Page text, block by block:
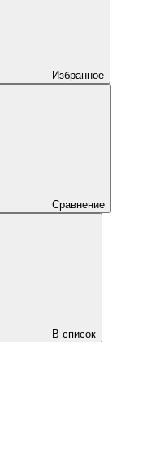
Избранное
Сравнение
В список